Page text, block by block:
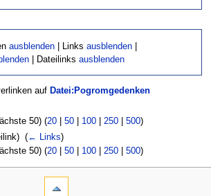
ausblenden | Linksausblenden
| Dateilinksausblenden
auf Datei:Pogromgedenken
50) (20| 50| 100| 250| 500)
(← Links)
50) (20| 50| 100| 250| 500)